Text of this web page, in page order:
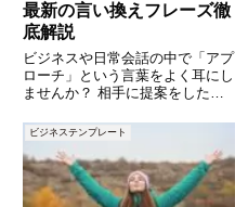
最新の言い換えフレーズ徹
底解説
ビジネスや日常会話の中で「アプ
ローチ」という言葉をよく耳にし
ませんか？ 相手に提案をした
るときに使われる便利な言葉です
よね。しかし、あまりにも便利な
ため、文章や会話で頻繁に使いす
ぎてしまい、ワンパターンに陥り
が
ビジネステンプレート